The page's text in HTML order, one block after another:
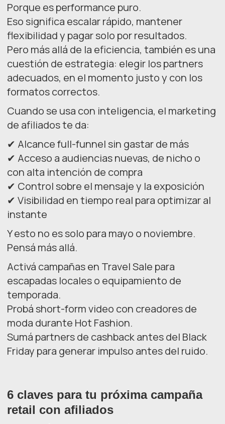
Porque es performance puro.
Eso significa escalar rápido, mantener
flexibilidad y pagar solo por resultados.
Pero más allá de la eficiencia, también es una
cuestión de estrategia: elegir los partners
adecuados, en el momento justo y con los
formatos correctos.
Cuando se usa con inteligencia, el marketing
de afiliados te da:
✔ Alcance full-funnel sin gastar de más
✔ Acceso a audiencias nuevas, de nicho o
con alta intención de compra
✔ Control sobre el mensaje y la exposición
✔ Visibilidad en tiempo real para optimizar al
instante
Y esto no es solo para mayo o noviembre.
Pensá más allá.
Activá campañas en Travel Sale para
escapadas locales o equipamiento de
temporada.
Probá short-form video con creadores de
moda durante Hot Fashion.
Sumá partners de cashback antes del Black
Friday para generar impulso antes del ruido.
6 claves para tu próxima campaña
retail con afiliados